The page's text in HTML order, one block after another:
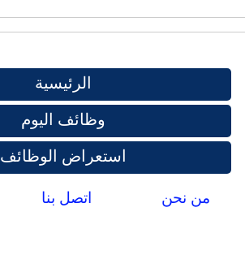
الرئيسية
وظائف اليوم
استعراض الوظائف
من نحن اتصل بنا